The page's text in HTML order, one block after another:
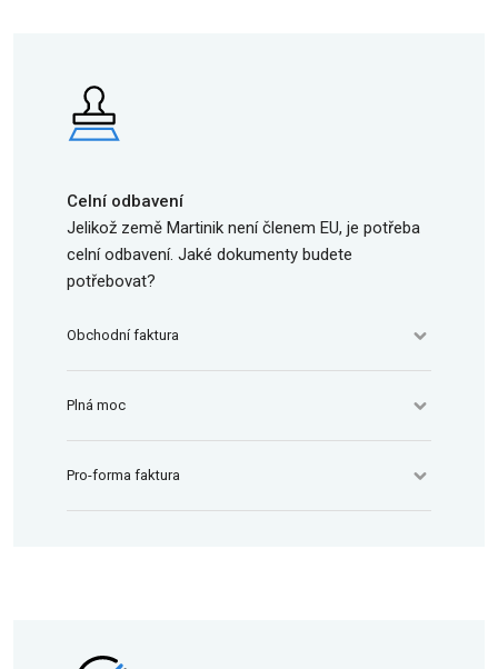
Celní odbavení
Jelikož země Martinik není členem EU, je potřeba
celní odbavení. Jaké dokumenty budete
potřebovat?
Obchodní faktura
Plná moc
Pro-forma faktura